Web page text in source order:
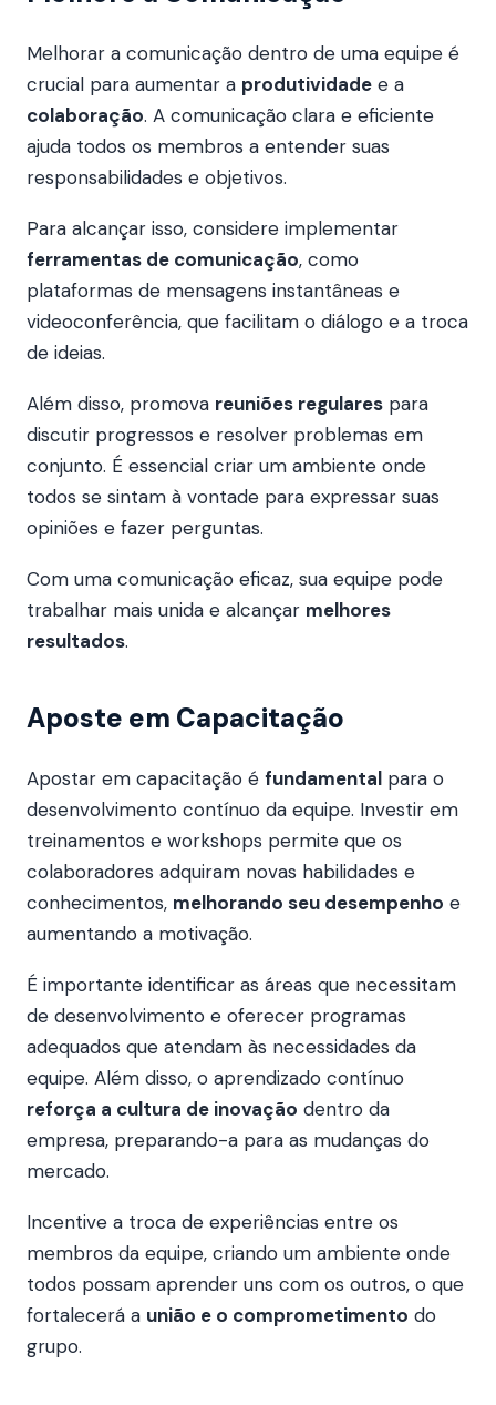
Melhorar a comunicação dentro de uma equipe é
crucial para aumentar a produtividade e a
colaboração. A comunicação clara e eficiente
ajuda todos os membros a entender suas
responsabilidades e objetivos.
Para alcançar isso, considere implementar
ferramentas de comunicação, como
plataformas de mensagens instantâneas e
videoconferência, que facilitam o diálogo e a troca
de ideias.
Além disso, promova reuniões regulares para
discutir progressos e resolver problemas em
conjunto. É essencial criar um ambiente onde
todos se sintam à vontade para expressar suas
opiniões e fazer perguntas.
Com uma comunicação eficaz, sua equipe pode
trabalhar mais unida e alcançar melhores
resultados.
Aposte em Capacitação
Apostar em capacitação é fundamental para o
desenvolvimento contínuo da equipe. Investir em
treinamentos e workshops permite que os
colaboradores adquiram novas habilidades e
conhecimentos, melhorando seu desempenho e
aumentando a motivação.
É importante identificar as áreas que necessitam
de desenvolvimento e oferecer programas
adequados que atendam às necessidades da
equipe. Além disso, o aprendizado contínuo
reforça a cultura de inovação dentro da
empresa, preparando-a para as mudanças do
mercado.
Incentive a troca de experiências entre os
membros da equipe, criando um ambiente onde
todos possam aprender uns com os outros, o que
fortalecerá a união e o comprometimento do
grupo.